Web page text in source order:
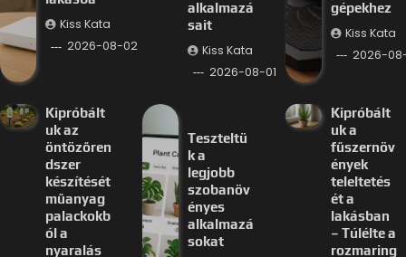
Kiss Kata
2026-08-02
alkalmazá
sait
Kiss Kata
2026-08-01
gépekhez
Kiss Kata
2026-
Kipróbált
uk az
öntözőren
dszer
készítését
műanyag
palackokb
ól a
nyaralás
Teszteltü
k a
legjobb
szobanöv
ényes
alkalmazá
sokat
Kipróbált
uk a
fűszernöv
ények
teleltetés
ét a
lakásban
– Túlélte a
rozmaring